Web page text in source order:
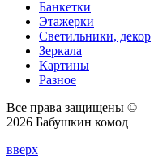
Банкетки
Этажерки
Светильники, декор
Зеркала
Картины
Разное
Все права защищены ©
2026 Бабушкин комод
вверх